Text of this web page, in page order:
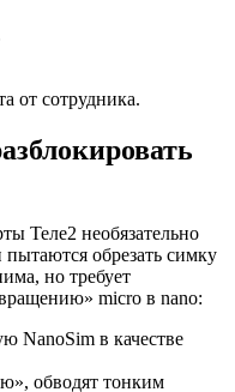
от сотрудника.
Теле2 необязательно
обрезать симку
но требует
micro в nano:
NanoSim в качестве
обводят тонким